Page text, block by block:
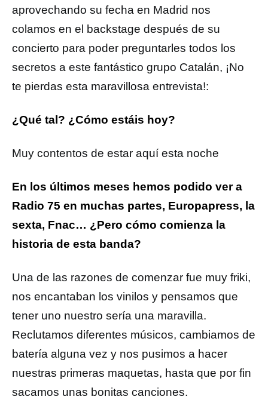
aprovechando su fecha en Madrid nos
colamos en el backstage después de su
concierto para poder preguntarles todos los
secretos a este fantástico grupo Catalán, ¡No
te pierdas esta maravillosa entrevista!:
¿Qué tal? ¿Cómo estáis hoy?
Muy contentos de estar aquí esta noche
En los últimos meses hemos podido ver a
Radio 75 en muchas partes, Europapress, la
sexta, Fnac… ¿Pero cómo comienza la
historia de esta banda?
Una de las razones de comenzar fue muy friki,
nos encantaban los vinilos y pensamos que
tener uno nuestro sería una maravilla.
Reclutamos diferentes músicos, cambiamos de
batería alguna vez y nos pusimos a hacer
nuestras primeras maquetas, hasta que por fin
sacamos unas bonitas canciones.